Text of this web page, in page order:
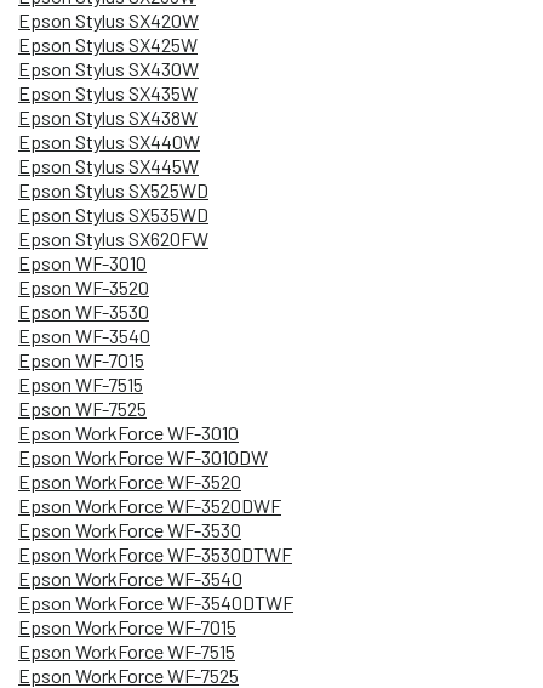
Epson Stylus SX420W
Epson Stylus SX425W
Epson Stylus SX430W
Epson Stylus SX435W
Epson Stylus SX438W
Epson Stylus SX440W
Epson Stylus SX445W
Epson Stylus SX525WD
Epson Stylus SX535WD
Epson Stylus SX620FW
Epson WF-3010
Epson WF-3520
Epson WF-3530
Epson WF-3540
Epson WF-7015
Epson WF-7515
Epson WF-7525
Epson WorkForce WF-3010
Epson WorkForce WF-3010DW
Epson WorkForce WF-3520
Epson WorkForce WF-3520DWF
Epson WorkForce WF-3530
Epson WorkForce WF-3530DTWF
Epson WorkForce WF-3540
Epson WorkForce WF-3540DTWF
Epson WorkForce WF-7015
Epson WorkForce WF-7515
Epson WorkForce WF-7525